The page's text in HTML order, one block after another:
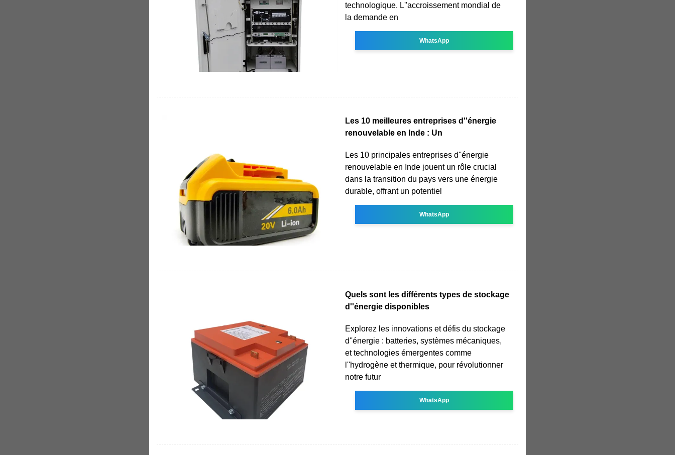
technologique. L''accroissement mondial de
la demande en
WhatsApp
Les 10 meilleures entreprises d''énergie
renouvelable en Inde : Un
Les 10 principales entreprises d''énergie
renouvelable en Inde jouent un rôle crucial
dans la transition du pays vers une énergie
durable, offrant un potentiel
WhatsApp
Quels sont les différents types de stockage
d''énergie disponibles
Explorez les innovations et défis du stockage
d''énergie : batteries, systèmes mécaniques,
et technologies émergentes comme
l''hydrogène et thermique, pour révolutionner
notre futur
WhatsApp